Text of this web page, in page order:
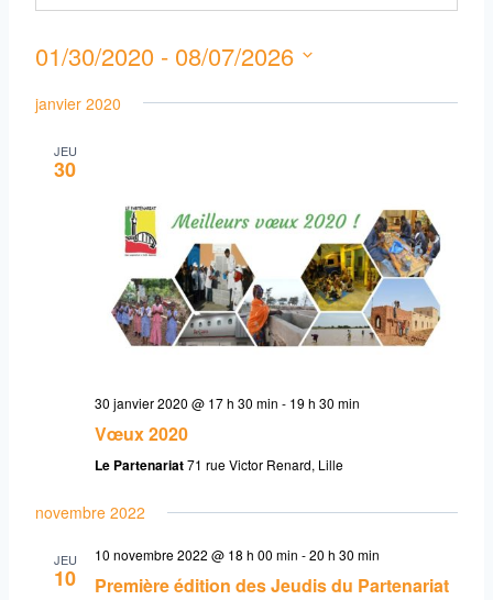
01/30/2020 - 08/07/2026
date.
janvier 2020
JEU
30
30 janvier 2020 @ 17 h 30 min - 19 h 30 min
Vœux 2020
Le Partenariat71 rue Victor Renard, Lille
novembre 2022
JEU
10
10 novembre 2022 @ 18 h 00 min -20 h 30 min
Première édition des Jeudis du Partenariat